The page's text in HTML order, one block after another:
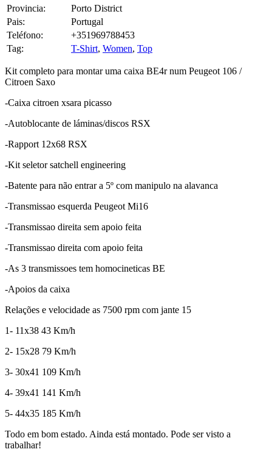
Pais:
Portugal
Teléfono:
+351969788453
Tag:
T-Shirt,Women,
Kit completo para montar uma caixa BE4r num Peugeot 106 /
Citroen Saxo
-Caixa citroen xsara picasso
-Autoblocante de láminas/discos RSX
-Rapport 12x68 RSX
-Kit seletor satchell engineering
-Batente para não entrar a 5º com manipulo na alavanca
-Transmissao esquerda Peugeot Mi16
-Transmissao direita sem apoio feita
-Transmissao direita com apoio feita
-As 3 transmissoes tem homocineticas BE
-Apoios da caixa
Relações e velocidade as 7500 rpm com jante 15
1- 11x38 43 Km/h
2- 15x28 79 Km/h
3- 30x41 109 Km/h
4- 39x41 141 Km/h
5- 44x35 185 Km/h
Todo em bom estado. Ainda está montado. Pode ser visto a
trabalhar!